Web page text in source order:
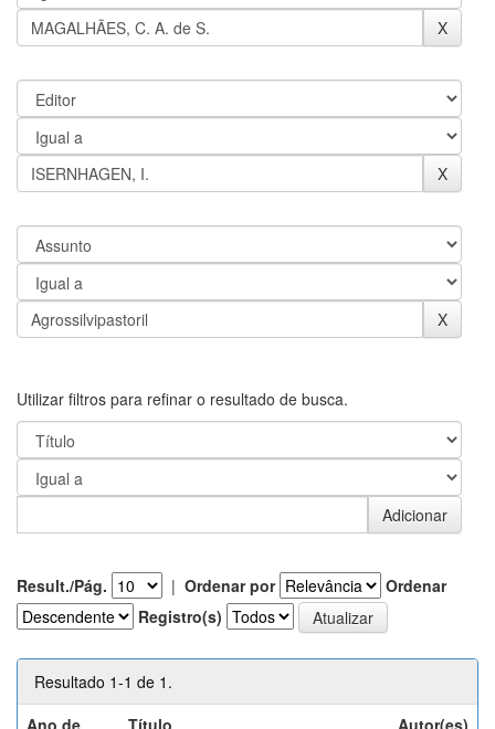
Utilizar filtros para refinar o resultado de busca.
Result./Pág. | Ordenar por
Ordenar
Registro(s)
Resultado 1-1 de 1.
Ano de
Título Autor(es)